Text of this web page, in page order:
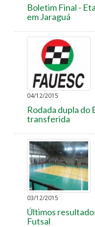
Boletim Final -
em Jaraguá
04/12/2015
Rodada dupla do
transferida
03/12/2015
Últimos
Futsal